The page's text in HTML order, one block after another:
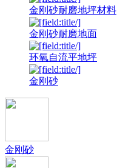
金刚砂耐磨地坪材料
金刚砂耐磨地面
环氧自流平地坪
金刚砂
金刚砂